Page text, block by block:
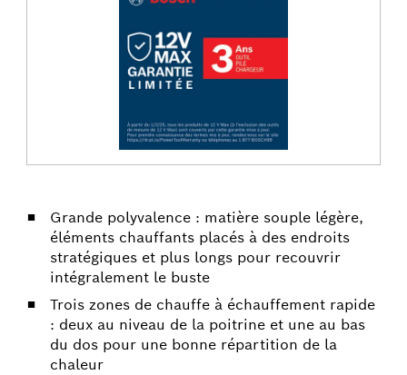
Grande polyvalence : matière souple légère,
éléments chauffants placés à des endroits
stratégiques et plus longs pour recouvrir
intégralement le buste
Trois zones de chauffe à échauffement rapide
: deux au niveau de la poitrine et une au bas
du dos pour une bonne répartition de la
chaleur